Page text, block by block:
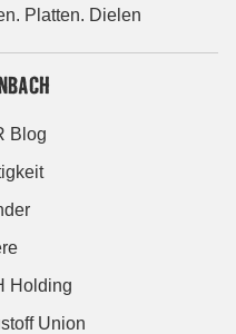
Platten. Dielen
Blog
Holding
Union